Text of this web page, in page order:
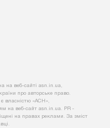
на веб-сайті asn.in.ua,
про авторське право.
є власністю «АСН»,
на веб-сайт asn.іn.ua. PR -
на правах реклами. За зміст